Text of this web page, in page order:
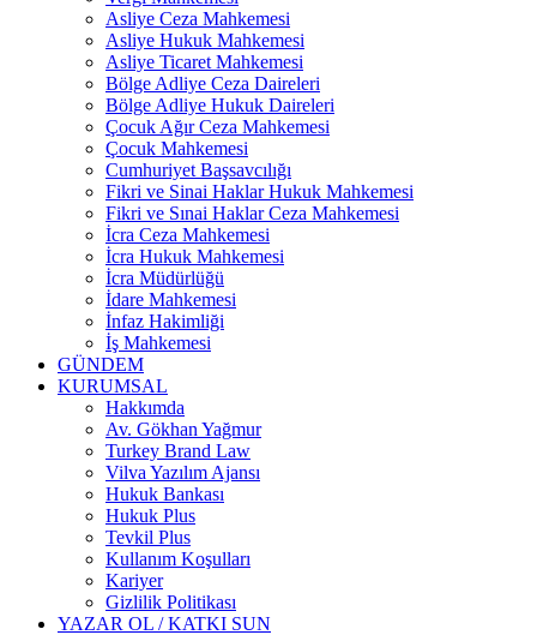
Asliye Ceza Mahkemesi
Asliye Hukuk Mahkemesi
Asliye Ticaret Mahkemesi
Bölge Adliye Ceza Daireleri
Bölge Adliye Hukuk Daireleri
Çocuk Ağır Ceza Mahkemesi
Çocuk Mahkemesi
Cumhuriyet Başsavcılığı
Fikri ve Sinai Haklar Hukuk Mahkemesi
Fikri ve Sınai Haklar Ceza Mahkemesi
İcra Ceza Mahkemesi
İcra Hukuk Mahkemesi
İcra Müdürlüğü
İdare Mahkemesi
İnfaz Hakimliği
İş Mahkemesi
GÜNDEM
KURUMSAL
Hakkımda
Av. Gökhan Yağmur
Turkey Brand Law
Vilva Yazılım Ajansı
Hukuk Bankası
Hukuk Plus
Tevkil Plus
Kullanım Koşulları
Kariyer
Gizlilik Politikası
YAZAR OL / KATKI SUN